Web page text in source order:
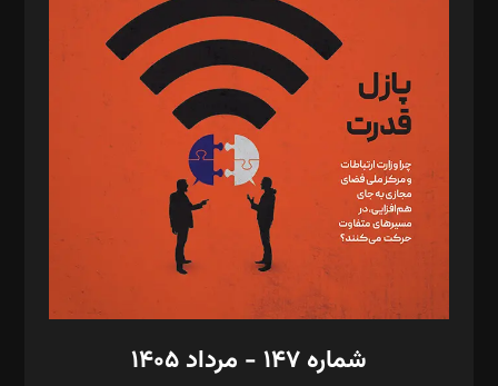
د‌بیر تحریریه آنلاین: بابک نقاش
تحریریه‌: مجتبی محمود‌ی، آرش برهمند، یسنا امان‌پور، سروش کرمیان،
مصطفی مسجدی آرانی، ابوالفضل رجبی، زهرا فکرانه، فائزه فتحی
رستمی،مصطفی باستان
ویرایش: نگار استاد‌‌آقا
طراح یونیفرم: مجید توکلی
فیلمبرداری و عکاسی: امیر شفیعی، مانی لطفی زاده
گرافیک و صفحه‌آرایی: سید‌سبحان‌علی ثابت
مد‌یر توسعه تجاری: کامبیز برید‌
امور مالی: شاپور رهبری، محمد‌ کاظمی‌نیا
شماره ۱۴۷ - مرداد ۱۴۰۵